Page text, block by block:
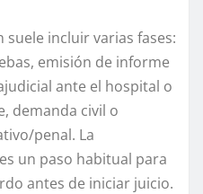
suele incluir varias fases:
emisión de informe
ante el hospital o
demanda civil o
penal. La
un paso habitual para
antes de iniciar juicio.